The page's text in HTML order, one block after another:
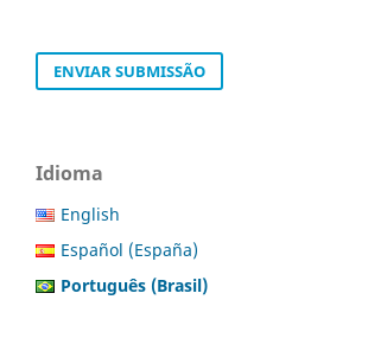
ENVIAR SUBMISSÃO
Idioma
English
Español (España)
Português (Brasil)